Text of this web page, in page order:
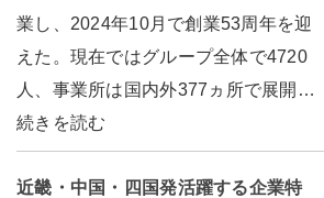
業し、2024年10月で創業53周年を迎
えた。現在ではグループ全体で4720
人、事業所は国内外377ヵ所で展開…
続きを読む
近畿・中国・四国発活躍する企業特